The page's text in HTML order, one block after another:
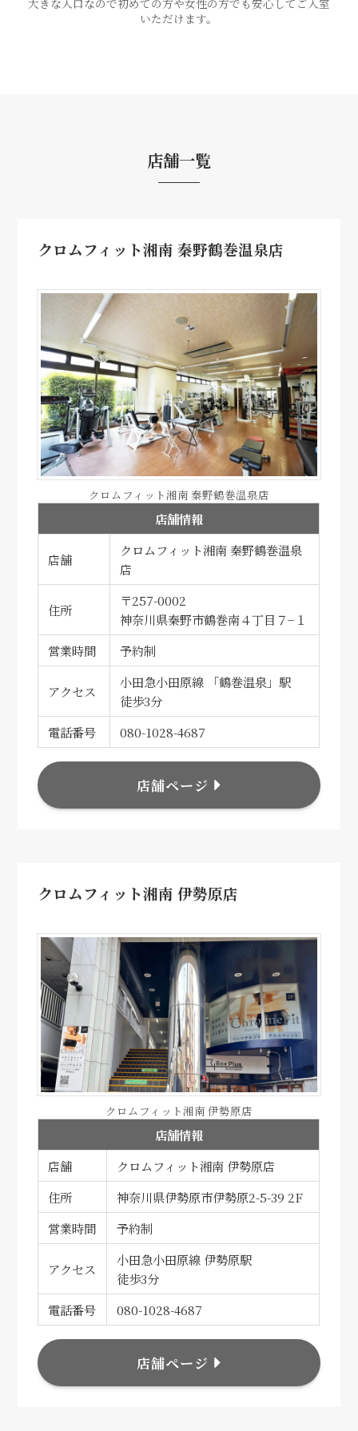
大きな入口なので初めての方や女性の方でも安心してご入室
いただけます。
店舗一覧
クロムフィット湘南 秦野鶴巻温泉店
クロムフィット湘南 秦野鶴巻温泉店
店舗情報
店舗
クロムフィット湘南 秦野鶴巻温泉
店
住所
〒257-0002
神奈川県秦野市鶴巻南４丁目７−１
営業時間
予約制
アクセス
小田急小田原線 「鶴巻温泉」駅
徒歩3分
電話番号
080-1028-4687
店舗ページ
クロムフィット湘南 伊勢原店
クロムフィット湘南 伊勢原店
店舗情報
店舗
クロムフィット湘南 伊勢原店
住所
神奈川県伊勢原市伊勢原2-5-39 2F
営業時間
予約制
アクセス
小田急小田原線 伊勢原駅
徒歩3分
電話番号
080-1028-4687
店舗ページ